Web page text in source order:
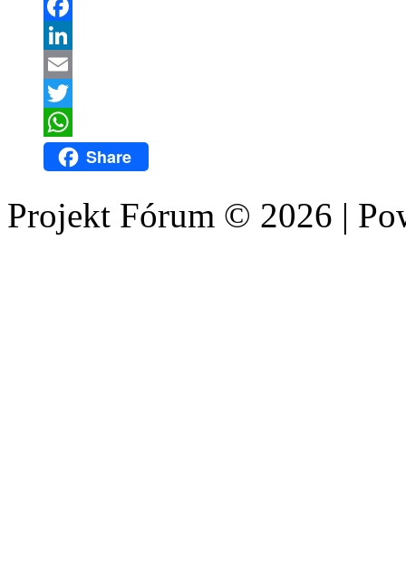
Facebook
LinkedIn
Email
Twitter
WhatsAppShare
Projekt Fórum © 2026 |